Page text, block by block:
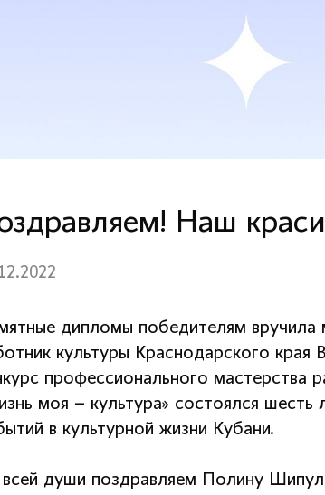
Наш
дипломы победителям вручила
культуры Краснодарского
профессионального мастерства
моя – культура» состоялся
в культурной жизни Кубани.
души поздравляем Полину